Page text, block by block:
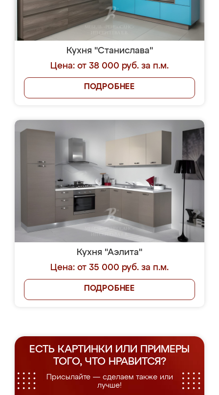
Кухня "Станислава"
Цена: от 38 000 руб. за п.м.
ПОДРОБНЕЕ
Кухня "Аэлита"
Цена: от 35 000 руб. за п.м.
ПОДРОБНЕЕ
ЕСТЬ КАРТИНКИ ИЛИ ПРИМЕРЫ
ТОГО, ЧТО НРАВИТСЯ?
Присылайте — сделаем также или
лучше!